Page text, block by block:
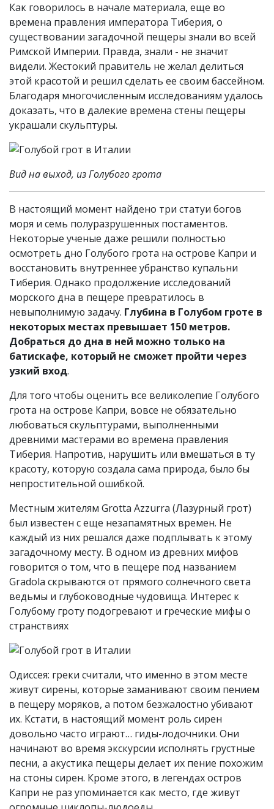
Как говорилось в начале материала, еще во
времена правления императора Тиберия, о
существовании загадочной пещеры знали во всей
Римской Империи. Правда, знали - не значит
видели. Жестокий правитель не желал делиться
этой красотой и решил сделать ее своим бассейном.
Благодаря многочисленным исследованиям удалось
доказать, что в далекие времена стены пещеры
украшали скульптуры.
Вид на выход, из Голубого грота
В настоящий момент найдено три статуи богов
моря и семь полуразрушенных постаментов.
Некоторые ученые даже решили полностью
осмотреть дно Голубого грота на острове Капри и
восстановить внутреннее убранство купальни
Тиберия. Однако продолжение исследований
морского дна в пещере превратилось в
невыполнимую задачу. Глубина в Голубом гроте в
некоторых местах превышает 150 метров.
Добраться до дна в ней можно только на
батискафе, который не сможет пройти через
узкий вход.
Для того чтобы оценить все великолепие Голубого
грота на острове Капри, вовсе не обязательно
любоваться скульптурами, выполненными
древними мастерами во времена правления
Тиберия. Напротив, нарушить или вмешаться в ту
красоту, которую создала сама природа, было бы
непростительной ошибкой.
Местным жителям Grotta Azzurra (Лазурный грот)
был известен с еще незапамятных времен. Не
каждый из них решался даже подплывать к этому
загадочному месту. В одном из древних мифов
говорится о том, что в пещере под названием
Gradola скрываются от прямого солнечного света
ведьмы и глубоководные чудовища. Интерес к
Голубому гроту подогревают и греческие мифы о
странствиях
Одиссея: греки считали, что именно в этом месте
живут сирены, которые заманивают своим пением
в пещеру моряков, а потом безжалостно убивают
их. Кстати, в настоящий момент роль сирен
довольно часто играют… гиды-лодочники. Они
начинают во время экскурсии исполнять грустные
песни, а акустика пещеры делает их пение похожим
на стоны сирен. Кроме этого, в легендах остров
Капри не раз упоминается как место, где живут